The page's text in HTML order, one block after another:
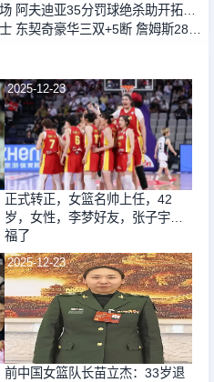
2025-12-23
正式转正，女篮名帅上任，42
岁，女性，李梦好友，张子宇有
福了
2025-12-23
前中国女篮队长苗立杰：33岁退